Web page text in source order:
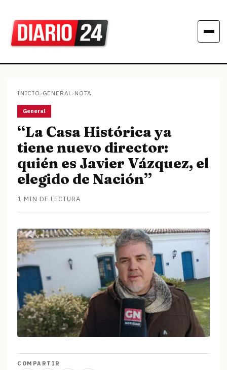
INICIO› GENERAL› NOTA
General
“La Casa Histórica ya
tiene nuevo director:
quién es Javier Vázquez, el
elegido de Nación”
1 MIN DE LECTURA
COMPARTIR